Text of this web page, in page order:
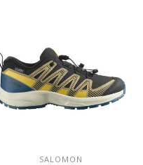
SALOMON